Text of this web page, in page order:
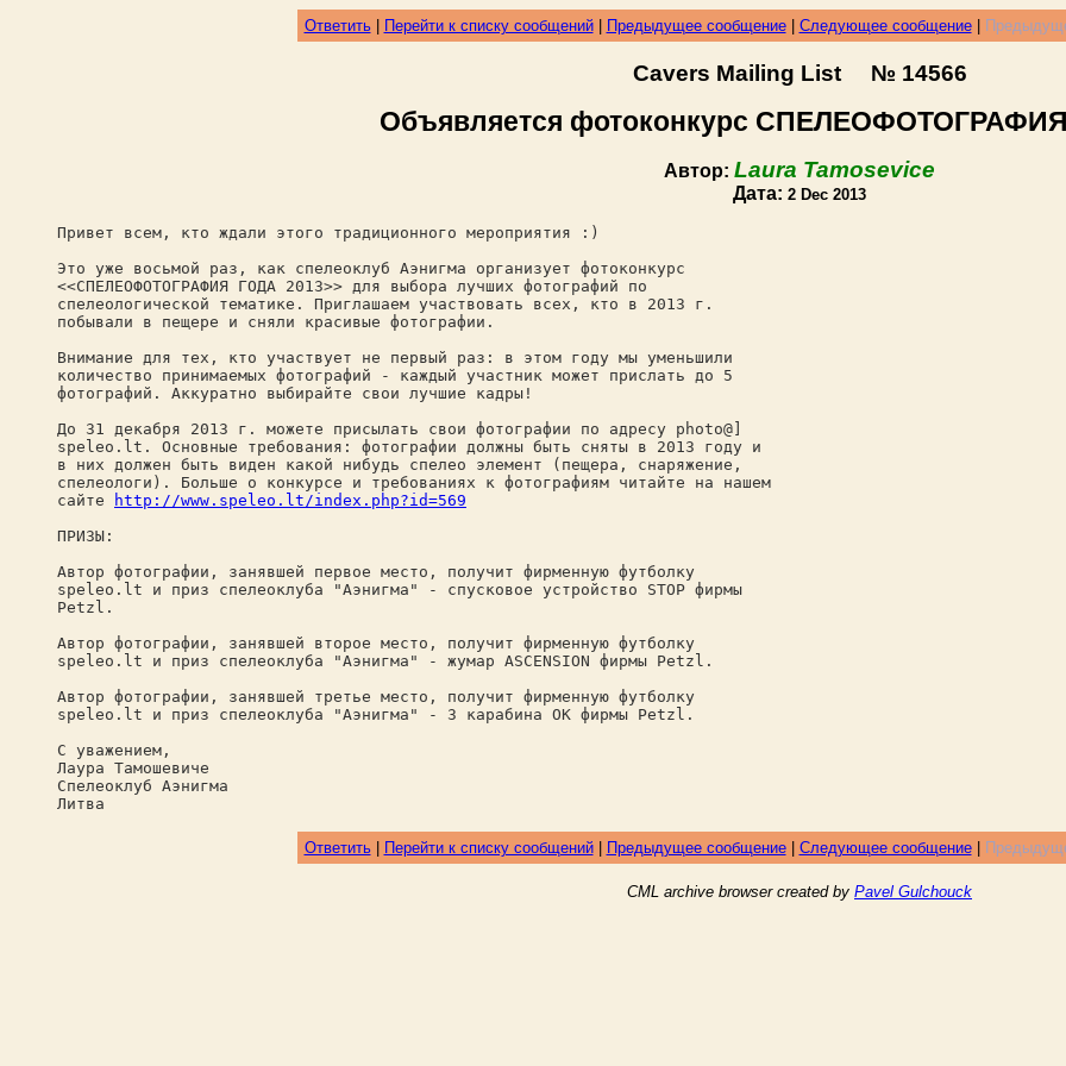
Ответить| Перейти к списку сообщений| Предыдущее сообщение| Следующее сообщение|
Cavers Mailing List № 14566
Объявляется фотоконкурс
Автор: Laura Tamosevice
Дата: 2 Dec 2013
Привет всем, кто ждали этого традиционного мероприятия :)
Это уже восьмой раз, как спелеоклуб Аэнигма организует фотоконкурс
<<СПЕЛЕОФОТОГРАФИЯ ГОДА 2013>> для выбора лучших фотографий по
спелеологической тематике. Приглашаем участвовать всех, кто в 2013 г.
побывали в пещере и сняли красивые фотографии.
Внимание для тех, кто участвует не первый раз: в этом году мы уменьшили
количество принимаемых фотографий - каждый участник может прислать до 5
фотографий. Аккуратно выбирайте свои лучшие кадры!
До 31 декабря 2013 г. можете присылать свои фотографии по адресу photo@]
speleo.lt. Основные требования: фотографии должны быть сняты в 2013 году и
в них должен быть виден какой нибудь спелео элемент (пещера, снаряжение,
спелеологи). Больше о конкурсе и требованиях к фотографиям читайте на нашем
сайте
http://www.speleo.lt/index.php?id=569
ПРИЗЫ:
Автор фотографии, занявшей первое место, получит фирменную футболку
speleo.lt и приз спелеоклуба "Аэнигма" - спусковое устройство STOP фирмы
Petzl.
Автор фотографии, занявшей второе место, получит фирменную футболку
speleo.lt и приз спелеоклуба "Аэнигма" - жумар ASCENSION фирмы Petzl.
Автор фотографии, занявшей третье место, получит фирменную футболку
speleo.lt и приз спелеоклуба "Аэнигма" - 3 карабина ОК фирмы Petzl.
С уважением,
Лаура Тамошевиче
Спелеоклуб Аэнигма
Литва
Ответить| Перейти к списку сообщений| Предыдущее сообщение| Следующее сообщение|
CML archive browser created by Pavel Gulchouck